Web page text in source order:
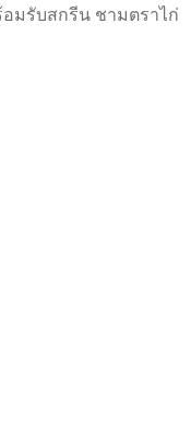
มรับสกรีน ชามตราไก่